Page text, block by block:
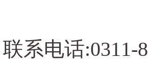
联系电话:0311-